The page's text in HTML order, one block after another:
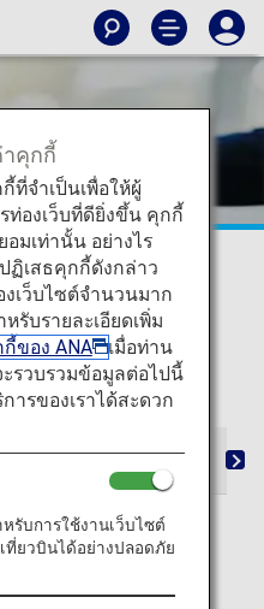
ทางสติปัญญา
ความบกพร่อง
หากต้องการความช่วยเหลือ
ครื่อง บนเครื่องบิน
คุกกี้
ที่จำเป็นเพื่อให้ผู้
ท่องเว็บที่ดียิ่งขึ้น คุกกี้
อมเท่านั้น อย่างไร
ฏิเสธคุกกี้ดังกล่าว
เว็บไซต์จำนวนมาก
รับรายละเอียดเพิ่ม
ของ ANA
เมื่อท่าน
ะรวบรวมข้อมูลต่อไปนี้
ารของเราได้สะดวก
รับการใช้งานเว็บไซต์
ที่ยวบินได้อย่างปลอดภัย